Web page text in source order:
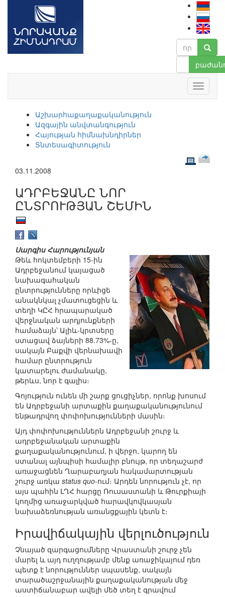
Աշխարհաքաղաքականություն
Ազգային անվտանգություն
Հայության հիմնախնդիրներ
Տնտեսագիտություն
03.11.2008
ԱԴՐԲԵՋԱՆԸ ՆՈՐ
ԸՆՏՐՈՒԹՅԱՆ ՇԵՄԻՆ
Սարգիս Հարությունյան
Թեև հոկտեմբերի 15-ին
Ադրբեջանում կայացած
նախագահական
ընտրությունները որևիցե
անակնկալ չմատուցեցին և
տեղի ԿԸՀ հրապարակած
վերջնական արդյունքների
համաձայն՝ Ալիև-կրտսերը
ստացավ ձայների 88.73%-ը,
սակայն Բաքվի վերնախավի
համար ընտրություն
կատարելու ժամանակը,
թերևս, նոր է գալիս։
Գոյություն ունեն մի շարք ցուցիչներ, որոնք խոսում
են Ադրբեջանի արտաքին քաղաքականությունում
ենթադրվող փոփոխությունների մասին։
Այդ փոփոխություններն Ադրբեջանի շուրջ և
ադրբեջանական արտաքին
քաղաքականությունում, ի վերջո, կարող են
ստանալ այնպիսի համալիր բնույթ, որ տեղաշարժ
առաջացնեն Ղարաբաղյան հակամարտության
շուրջ առկա status quo-ում։ Արդեն նորություն չէ, որ
այս պահին ԼՂՀ հարցը Ռուսաստանի և Թուրքիայի
կողմից առաջարկված հարավկովկասյան
նախաձեռնության առանցքային կետն է։
Իրավիճակային վերլուծություն
Չնայած զարգացումները Վրաստանի շուրջ չեն
մարել և այդ ուղղությամբ մենք առաջիկայում դեռ
պետք է նորություններ սպասենք, սակայն
տարածաշրջանային քաղաքականության մեջ
աստիճանաբար ավելի մեծ տեղ է գրավում